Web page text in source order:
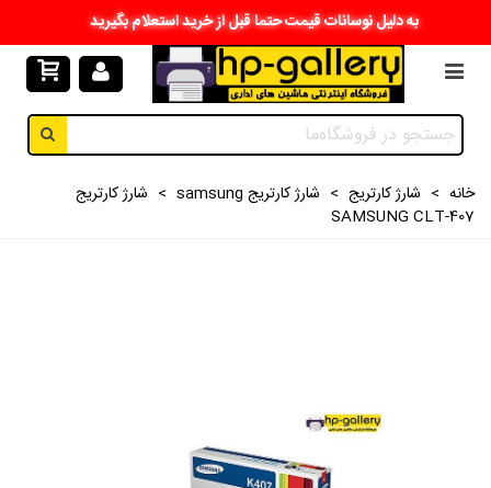
به دلیل نوسانات قیمت حتما قبل از خرید استعلام بگیرید
خانه > شارژ کارتریج > شارژ کارتریج samsung > شارژ کارتریج
SAMSUNG CLT-407